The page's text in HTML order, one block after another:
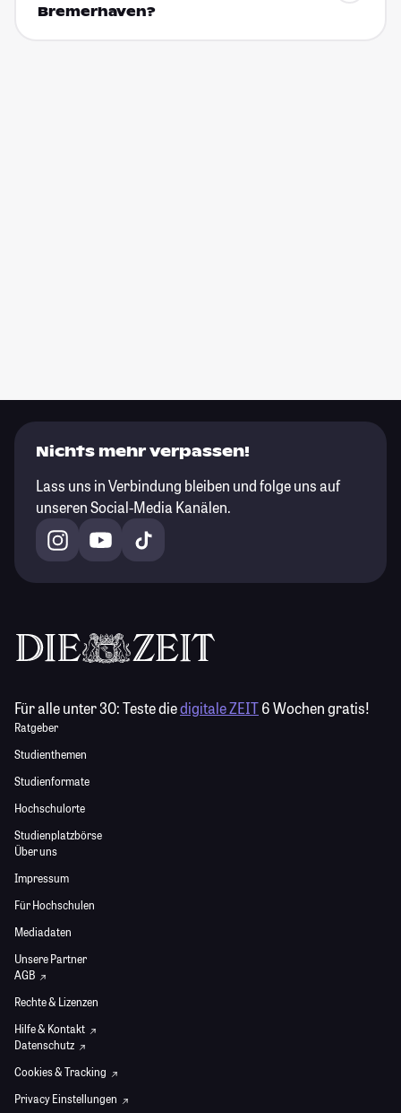
Bremerhaven?
Nichts mehr verpassen!
Lass uns in Verbindung bleiben und folge uns auf
unseren Social-Media Kanälen.
Für alle unter 30:Teste diedigitale ZEIT6 Wochen gratis!
Ratgeber
Studienthemen
Studienformate
Hochschulorte
Studienplatzbörse
Über uns
Impressum
Für Hochschulen
Mediadaten
Unsere Partner
AGB
Rechte & Lizenzen
Hilfe & Kontakt
Datenschutz
Cookies & Tracking
Privacy Einstellungen